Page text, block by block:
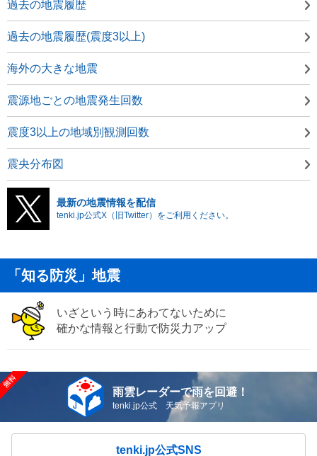
過去の地震履歴
過去の地震履歴(震度3以上)
海外の大きな地震
震源地ごとの地震発生回数
震度3以上の地域別観測回数
震央分布図
最新の地震情報を配信
tenki.jp公式X（旧Twitter）をご利用ください。
「知る防災」地震
いざという時にあわてないために
確かな情報と行動で防災力アップ
雨雲レーダーで雨を回避！
tenki.jp公式 天気予報アプリ
tenki.jp公式SNS